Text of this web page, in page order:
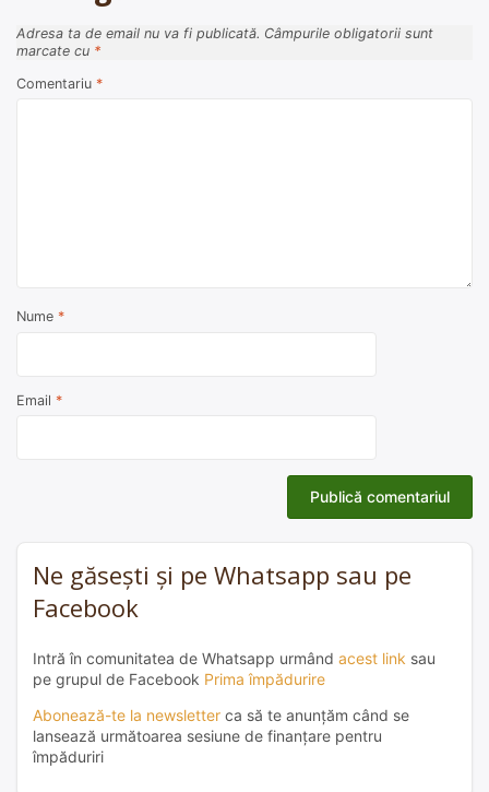
Adresa ta de email nu va fi publicată. Câmpurile obligatorii sunt
marcate cu *
Comentariu *
Nume *
Email *
Ne găsești și pe Whatsapp sau pe
Facebook
Intră în comunitatea de Whatsapp urmând acest link sau
pe grupul de Facebook Prima împădurire
Abonează-te la newsletter ca să te anunțăm când se
lansează următoarea sesiune de finanțare pentru
împăduriri